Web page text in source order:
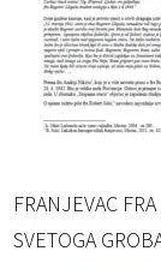
FRANJEVAC
SVETOGA